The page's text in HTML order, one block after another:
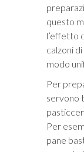
questo
l’effetto
calzoni
modo
Per
servono
Per
pane